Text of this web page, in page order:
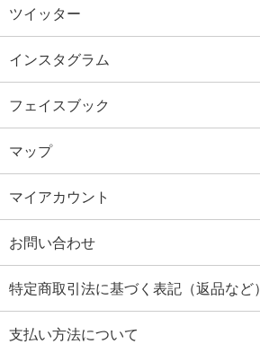
ツイッター
インスタグラム
フェイスブック
マップ
マイアカウント
お問い合わせ
特定商取引法に基づく表記（返品など）
支払い方法について